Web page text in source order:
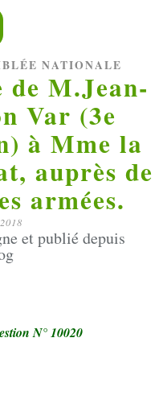
NATIONALE
M.Jean-
Var (3e
à Mme la
auprès de
armées.
et publié depuis
N° 10020